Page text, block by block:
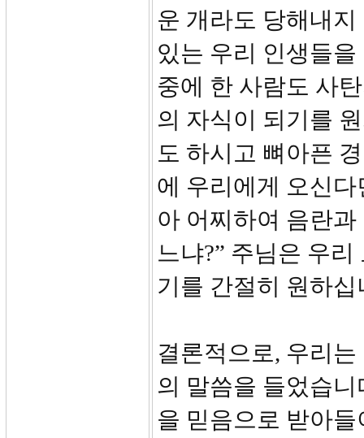
운 개라도 당해내
있는 우리 인생들
중에 한 사람도 사
의 자식이 되기를
도 하시고 뼈아픈
에 우리에게 오신
아 어찌하여 음란
느냐?” 주님은 우
기를 간절히 원하십
결론적으로, 우리
의 말씀을 들었습
을 믿음으로 받아